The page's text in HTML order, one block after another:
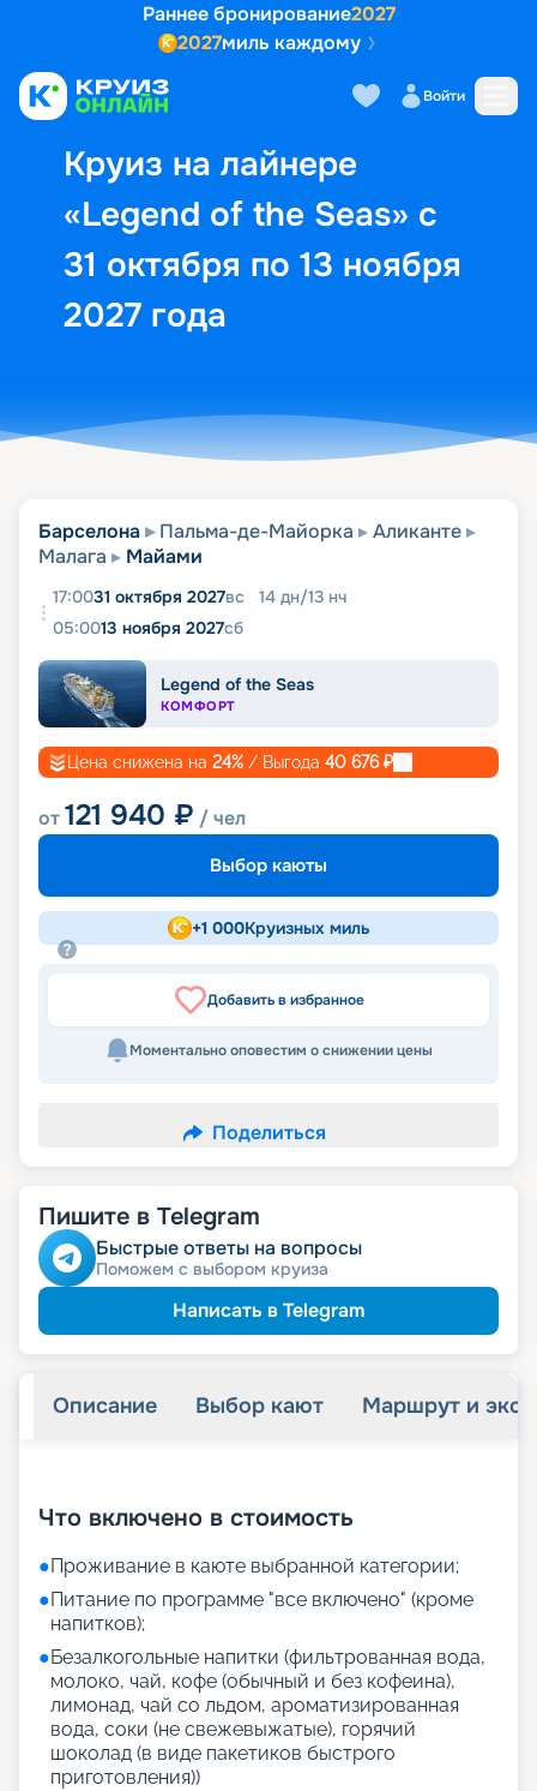
Раннее бронирование2027
2027миль каждому
Войти
Круиз на лайнере
«Legend of the Seas» с
31 октября по 13 ноября
2027 года
Выбор кают Маршрут и
Барселона Пальма-де-Майорка
Аликанте
Малага
Майами
17:0031 октября 2027вс 14 дн/13 нч
05:0013 ноября 2027сб
Legend of the Seas
КОМФОРТ
Цена снижена на 24% / Выгода 40 676₽
от121 940 ₽ / чел
Выбор каюты
+1 000Круизных миль
Добавить в избранное
Моментально оповестим о снижении цены
Поделиться
Пишите в Telegram
Быстрые ответы на вопросы
Поможем с выбором круиза
Написать в Telegram
Описание Выбор кают Маршрут и
Что включено в стоимость
●Проживание в каюте выбранной категории;
●Питание по программе "все включено" (кроме
напитков);
●Безалкогольные напитки (фильтрованная вода,
молоко, чай, кофе (обычный и без кофеина),
лимонад, чай со льдом, ароматизированная
вода, соки (не свежевыжатые), горячий
шоколад (в виде пакетиков быстрого
приготовления))